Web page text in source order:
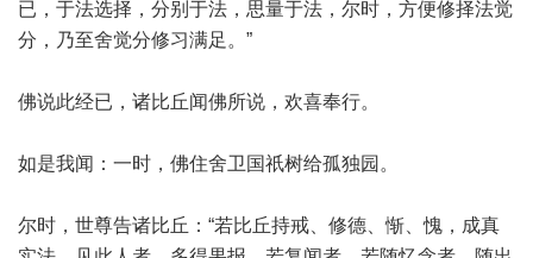
已，于法选择，分别于法，思量于法，尔时，方便修择法觉
分，乃至舍觉分修习满足。”
佛说此经已，诸比丘闻佛所说，欢喜奉行。
如是我闻：一时，佛住舍卫国祇树给孤独园。
尔时，世尊告诸比丘：“若比丘持戒、修德、惭、愧，成真